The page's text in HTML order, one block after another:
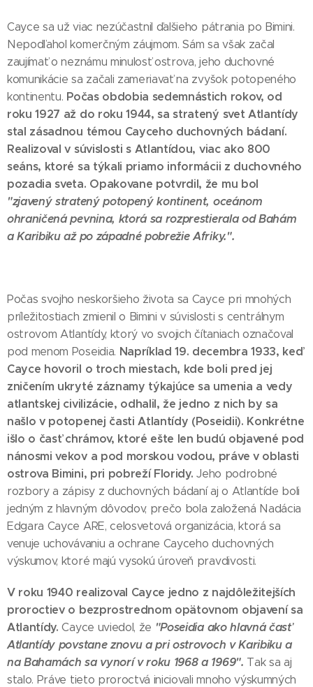
Cayce sa už viac nezúčastnil ďalšieho pátrania po Bimini.
Nepodľahol komerčným záujmom. Sám sa však začal
zaujímať o neznámu minulosť ostrova, jeho duchovné
komunikácie sa začali zameriavať na zvyšok potopeného
kontinentu. Počas obdobia sedemnástich rokov, od
roku 1927 až do roku 1944, sa stratený svet Atlantídy
stal zásadnou témou Cayceho duchovných bádaní.
Realizoval v súvislosti s Atlantídou, viac ako 800
seáns, ktoré sa týkali priamo informácii z duchovného
pozadia sveta. Opakovane potvrdil, že mu bol
"zjavený stratený potopený kontinent, oceánom
ohraničená pevnina, ktorá sa rozprestierala od Bahám
a Karibiku až po západné pobrežie Afriky.".
Počas svojho neskoršieho života sa Cayce pri mnohých
príležitostiach zmienil o Bimini v súvislosti s centrálnym
ostrovom Atlantídy, ktorý vo svojich čítaniach označoval
pod menom Poseidia. Napríklad 19. decembra 1933, keď
Cayce hovoril o troch miestach, kde boli pred jej
zničením ukryté záznamy týkajúce sa umenia a vedy
atlantskej civilizácie, odhalil, že jedno z nich by sa
našlo v potopenej časti Atlantídy (Poseidii). Konkrétne
išlo o časť chrámov, ktoré ešte len budú objavené pod
nánosmi vekov a pod morskou vodou, práve v oblasti
ostrova Bimini, pri pobreží Floridy.Jeho podrobné
rozbory a zápisy z duchovných bádaní aj o Atlantíde boli
jedným z hlavným dôvodov, prečo bola založená Nadácia
Edgara Cayce ARE, celosvetová organizácia, ktorá sa
venuje uchovávaniu a ochrane Cayceho duchovných
výskumov, ktoré majú vysokú úroveň pravdivosti.
V roku 1940 realizoval Cayce jedno z najdôležitejších
proroctiev o bezprostrednom opätovnom objavení sa
Atlantídy. Cayce uviedol, že "Poseidia ako hlavná časť
Atlantídy povstane znovu a pri ostrovoch v Karibiku a
na Bahamách sa vynorí v roku 1968 a 1969". Tak sa aj
stalo. Práve tieto proroctvá iniciovali mnoho výskumných